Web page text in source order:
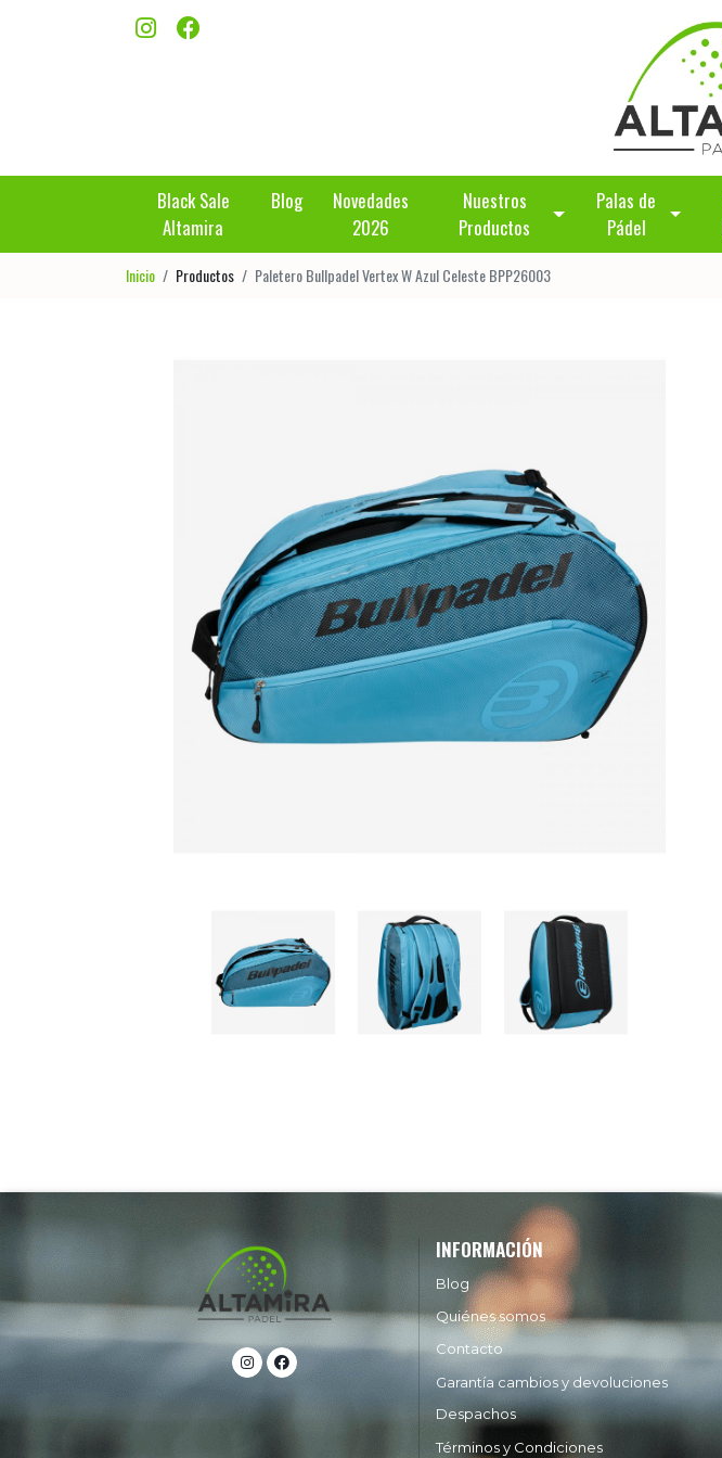
Black Sale
Altamira
Blog
Novedades
2026
Nuestros
Productos
Palas de
Pádel
Inicio Productos Paletero Bullpadel Vertex W Azul Celeste BPP26003
INFORMACIÓN
Blog
Quiénes somos
Contacto
Garantía cambios y devoluciones
Despachos
Términos y Condiciones